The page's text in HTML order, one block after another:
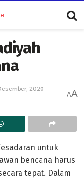
2020
AA
untuk
bencana harus
tepat. Dalam